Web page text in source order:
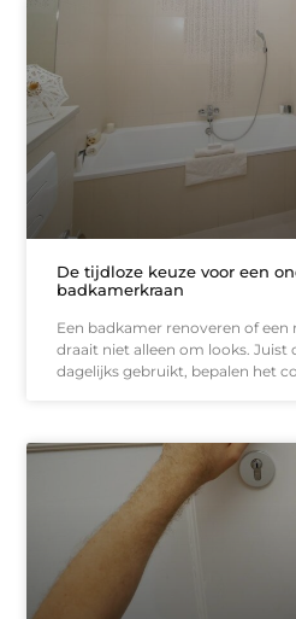
De tijdloze keuze voor een
badkamerkraan
Een badkamer renoveren of
draait niet alleen om looks. Juist
dagelijks gebruikt, bepalen het